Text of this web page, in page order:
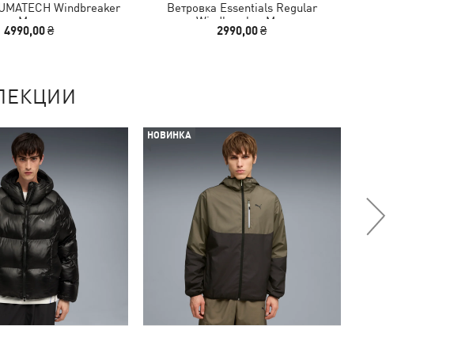
Windbreaker
Men
4990,00 ₴
Ветровка Essentials Regular
Windbreaker Men
2990,00 ₴
НОВИНКА